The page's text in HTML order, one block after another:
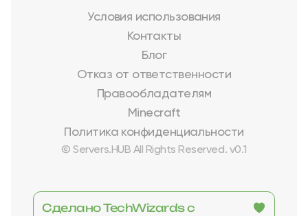
Условия использования
Контакты
Блог
Отказ от ответственности
Правообладателям
Minecraft
Политика конфиденциальности
© Servers.HUB All Rights Reserved. v0.1
Сделано TechWizards с